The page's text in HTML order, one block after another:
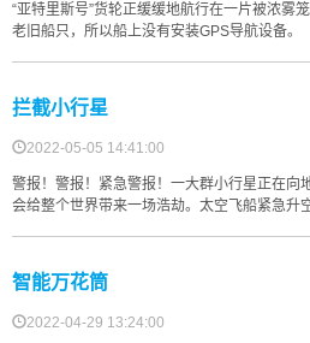
“亚特里斯号”货轮正缓缓地航行在一片被浓雾
老旧船只，所以船上没有安装GPS导航设备。
拦截小行星
2022-05-05 14:41:00
警报！警报！紧急警报！一大群小行星正在向
会给整个世界带来一场浩劫。太空飞船紧急升
智能万花筒
2022-04-29 13:24:00